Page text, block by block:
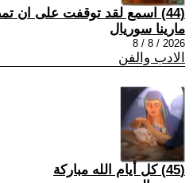
(44) اسمع لقد توقفت على ان تمطر
مارينا سوريال
2026 / 8 / 8
الادب والفن
(45) كل أيام الله مباركة